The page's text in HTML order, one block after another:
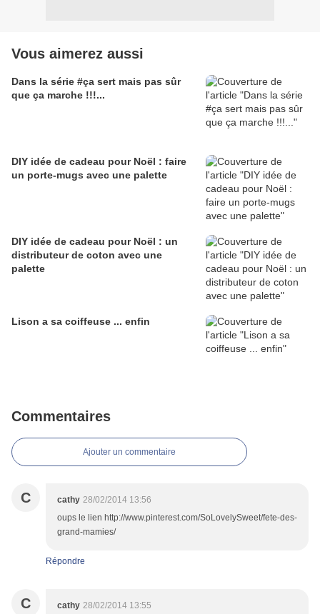
Vous aimerez aussi
Dans la série #ça sert mais pas sûr
que ça marche !!!...
DIY idée de cadeau pour Noël : faire
un porte-mugs avec une palette
DIY idée de cadeau pour Noël : un
distributeur de coton avec une
palette
Lison a sa coiffeuse ... enfin
Commentaires
Ajouter un commentaire
C cathy 28/02/2014 13:56
oups le lien http://www.pinterest.com/SoLovelySweet/fete-des-
grand-mamies/
Répondre
C cathy 28/02/2014 13:55